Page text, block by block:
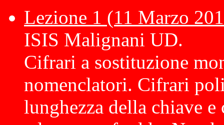
Lezione 1 (11 Marzo
ISIS Malignani UD.
Cifrari a sostituzione
nomenclatori. Cifrari
lunghezza della chiave